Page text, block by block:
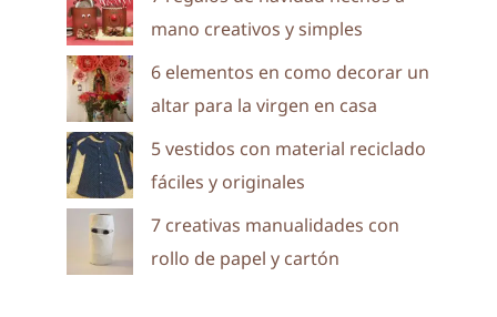
mano creativos y simples
6 elementos en como decorar un
altar para la virgen en casa
5 vestidos con material reciclado
fáciles y originales
7 creativas manualidades con
rollo de papel y cartón